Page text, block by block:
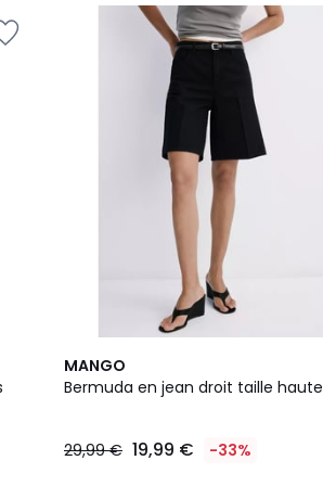
MANGO
Bermuda en jean droit taille haute
29,99 € 19,99 € -33%